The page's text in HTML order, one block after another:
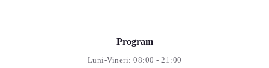
Program
Luni-Vineri: 08:00 - 21:00